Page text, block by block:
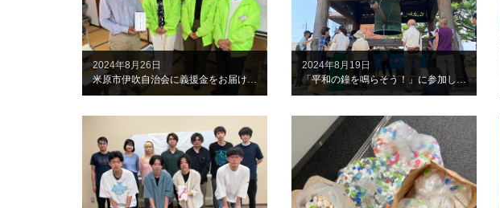
2024年8月26日
米原市伊吹自治会に義援金をお届けしました
2024年8月19日
「平和の鐘を鳴らそう！」に参加しました